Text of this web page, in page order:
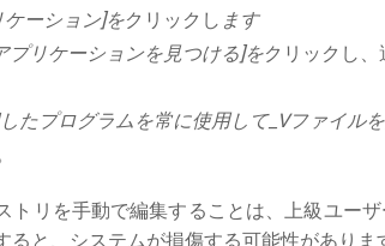
ーション]をクリックし ます
プリケーションを見つける]をクリックし
したプログラムを常に使用して_Vファイルを
トリを手動で編集することは、上級ユー
ると、システムが損傷する可能性がありま